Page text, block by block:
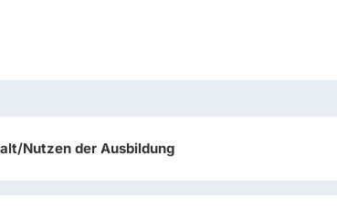
Nutzen der Ausbildung